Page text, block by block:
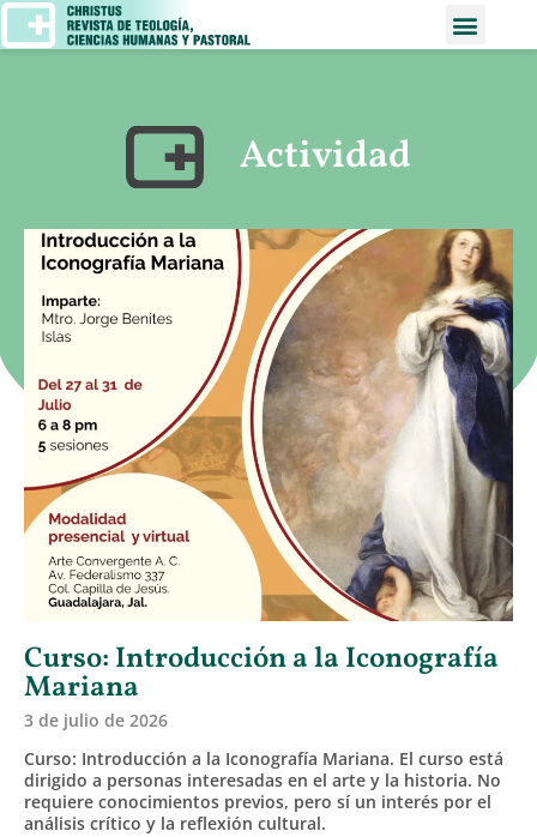
Actividad
Curso: Introducción a la Iconografía
Mariana
3 de julio de 2026
Curso: Introducción a la Iconografía Mariana. El curso está
dirigido a personas interesadas en el arte y la historia. No
requiere conocimientos previos, pero sí un interés por el
análisis crítico y la reflexión cultural.